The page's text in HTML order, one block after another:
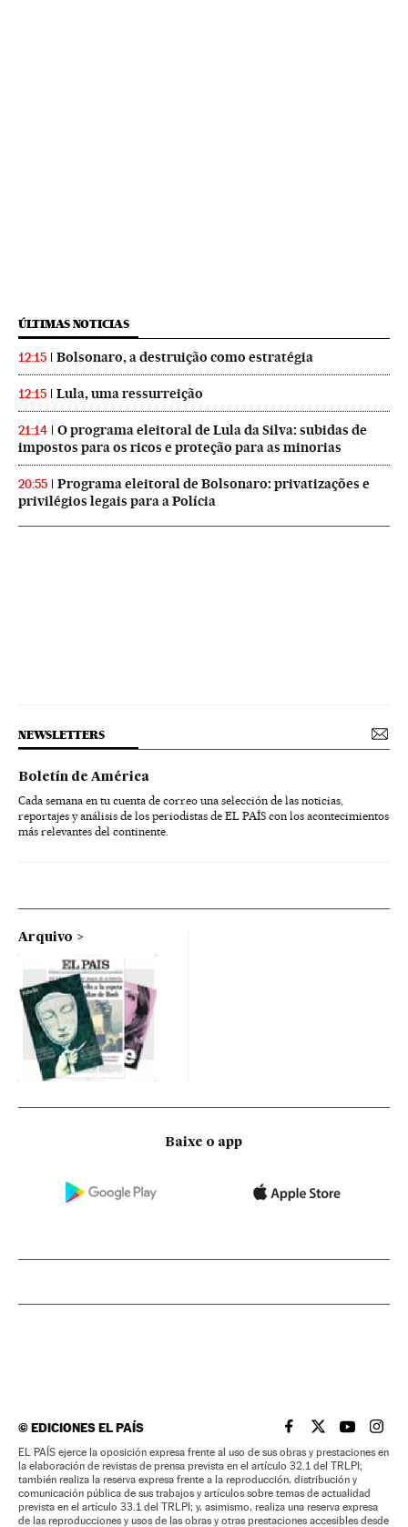
ÚLTIMAS NOTICIAS
12:15 Bolsonaro, a destruição como estratégia
12:15 Lula, uma ressurreição
21:14
O programa eleitoral de Lula da Silva: subidas de
impostos para os ricos e proteção para as minorias
20:55
Programa eleitoral de Bolsonaro: privatizações e
privilégios legais para a Polícia
NEWSLETTERS
Boletín de América
Cada semana en tu cuenta de correo una selección de las noticias,
reportajes y análisis de los periodistas de EL PAÍS con los acontecimientos
más relevantes del continente.
Arquivo
Baixe o app
©EDICIONES EL PAÍS EL PAÍS BRASIL EN
EL PAÍSEL PAÍS
EL
EL PAÍS ejerce la oposición expresa frente al uso de sus obras y prestaciones en
la elaboración de revistas de prensa prevista en el artículo 32.1 del TRLPI;
también realiza la reserva expresa frente a la reproducción, distribución y
comunicación pública de sus trabajos y artículos sobre temas de actualidad
prevista en el artículo 33.1 del TRLPI; y, asimismo, realiza una reserva expresa
de las reproducciones y usos de las obras y otras prestaciones accesibles desde